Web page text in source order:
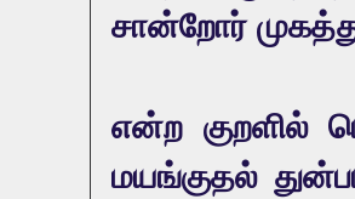
சான்றோர்
என்ற குறளில்
மயங்குதல்